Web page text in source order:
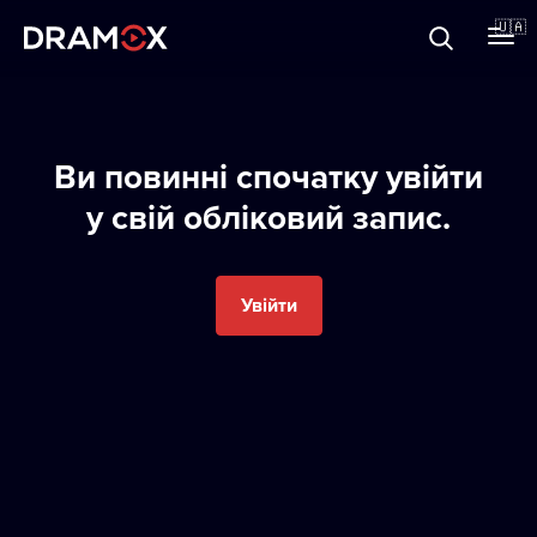
🇺🇦
Зареєструватися
Ви пoвиннi спoчатку увiйти
у свiй oблiкoвий запис.
Увійти